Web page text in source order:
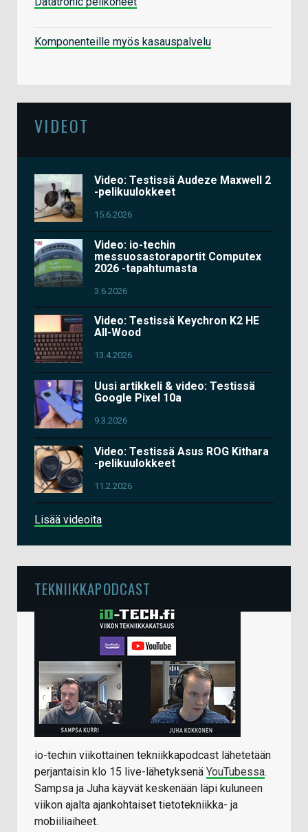
Komponenteille myös kasauspalvelu
VIDEOT
Video: Testissä Audeze Maxwell 2
-pelikuulokkeet
15.6.2026
Video: io-techin
messuosastoraportit Computex
2026 -tapahtumasta
3.6.2026
Video: Testissä Keychron K2 HE
All-Wood
13.4.2026
Uusi artikkeli & video: Testissä
Google Pixel 10a
9.3.2026
Video: Testissä Asus ROG Kithara
-pelikuulokkeet
11.2.2026
Lisää videoita
TEKNIIKKAPODCAST
io-techin viikottainen tekniikkapodcast lähetetään
perjantaisin klo 15 live-lähetyksenä YouTubessa.
Sampsa ja Juha käyvät keskenään läpi kuluneen
viikon ajalta ajankohtaiset tietotekniikka- ja
mobiiliaiheet.